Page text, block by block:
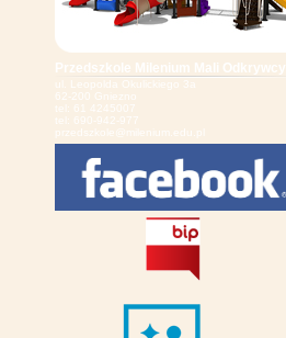
Przedszkole Milenium Mali Odkrywcy
ul. Leopolda Okulickiego 3a
62-200 Gniezno
tel: 61 4245007
tel: 690-942-977
przedszkole@milenium.edu.pl